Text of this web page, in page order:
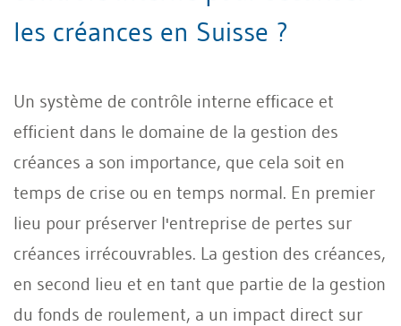
les créances en Suisse ?
Un système de contrôle interne efficace et
efficient dans le domaine de la gestion des
créances a son importance, que cela soit en
temps de crise ou en temps normal. En premier
lieu pour préserver l'entreprise de pertes sur
créances irrécouvrables. La gestion des créances,
en second lieu et en tant que partie de la gestion
du fonds de roulement, a un impact direct sur